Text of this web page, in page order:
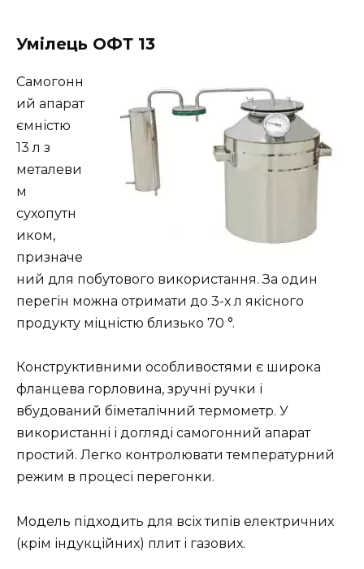
Умілець ОФТ 13
Самогонн
ий апарат
ємністю
13 л з
металеви
м
сухопутн
иком,
призначе
ний для побутового використання. За один
перегін можна отримати до 3-х л якісного
продукту міцністю близько 70 °.
Конструктивними особливостями є широка
фланцева горловина, зручні ручки і
вбудований біметалічний термометр. У
використанні і догляді самогонний апарат
простий. Легко контролювати температурний
режим в процесі перегонки.
Модель підходить для всіх типів електричних
(крім індукційних) плит і газових.